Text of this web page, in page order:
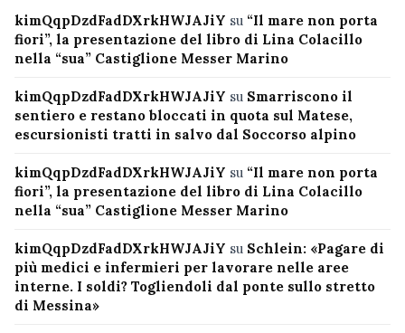
kimQqpDzdFadDXrkHWJAJiY su “Il mare non porta
fiori”, la presentazione del libro di Lina Colacillo
nella “sua” Castiglione Messer Marino
kimQqpDzdFadDXrkHWJAJiY su Smarriscono il
sentiero e restano bloccati in quota sul Matese,
escursionisti tratti in salvo dal Soccorso alpino
kimQqpDzdFadDXrkHWJAJiY su “Il mare non porta
fiori”, la presentazione del libro di Lina Colacillo
nella “sua” Castiglione Messer Marino
kimQqpDzdFadDXrkHWJAJiY su Schlein: «Pagare di
più medici e infermieri per lavorare nelle aree
interne. I soldi? Togliendoli dal ponte sullo stretto
di Messina»